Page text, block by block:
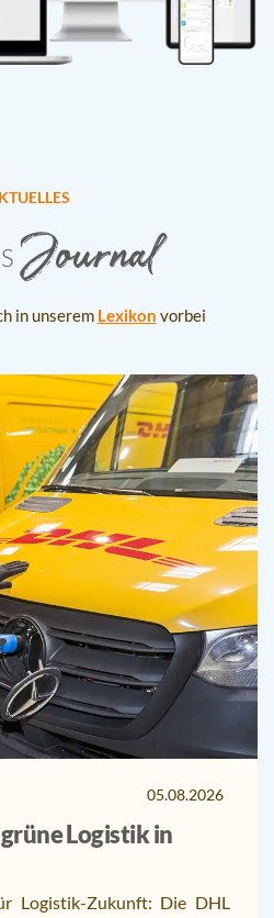
Journal
in unserem Lexikon vorbei
05.08.2026
Logistik in
Logistik-Zukunft: Die DHL